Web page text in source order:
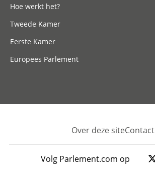
Hoe werkt het?
Tweede Kamer
Eerste Kamer
Europees Parlement
Footer
Over deze siteContact
Volg Parlement.com op